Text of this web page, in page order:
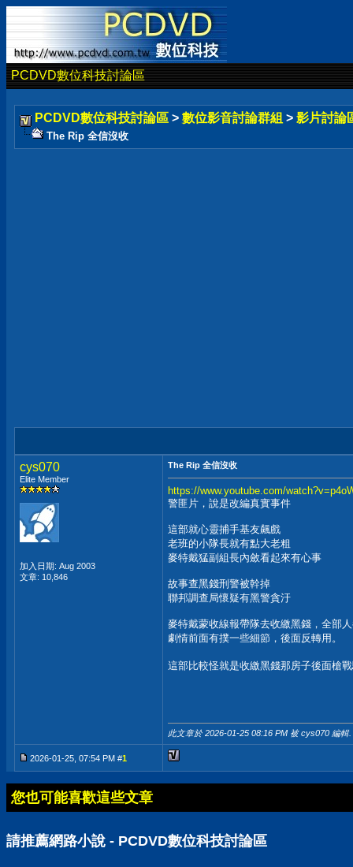
PCDVD數位科技討論區
PCDVD數位科技討論區 > 數位影音討論群組 > 影片討論
The Rip 全信沒收
cys070
Elite Member
加入日期: Aug 2003
文章: 10,846
The Rip 全信沒收
https://www.youtube.com/
警匪片，說是改編真實事件
這部就心靈捕手基友飆戲
老班的小隊長就有點大老粗
麥特戴猛副組長內斂看起來有心事
故事查黑錢刑警被幹掉
聯邦調查局懷疑有黑警貪汙
麥特戴蒙收線報帶隊去收繳黑錢，全部
劇情前面有撲一些細節，後面反轉用。
這部比較怪就是收繳黑錢那房子後面槍
此文章於 2026-01-25 08:16 PM 被 cys070 編輯.
2026-01-25, 07:54 PM #1
您也可能喜歡這些文章
請推薦網路小說 - PCDVD數位科技討論區